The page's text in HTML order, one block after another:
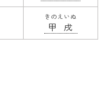
甲戌
きのえいぬ